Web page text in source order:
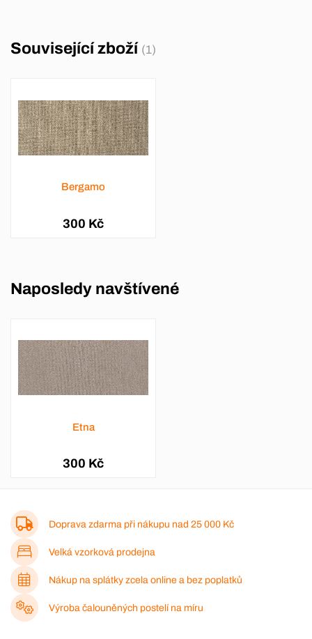
Související zboží (1)
Bergamo
300 Kč
Naposledy navštívené
Etna
300 Kč
Doprava zdarma při nákupu nad 25 000 Kč
Velká vzorková prodejna
Nákup na splátky zcela online a bez poplatků
Výroba čalouněných postelí na míru